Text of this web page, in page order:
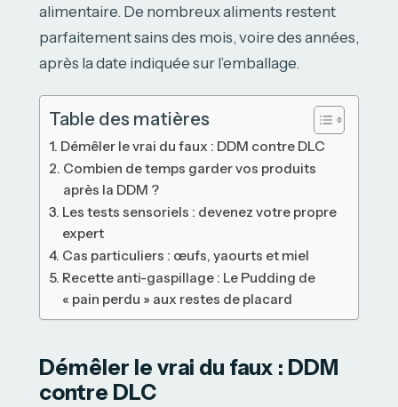
alimentaire. De nombreux aliments restent
parfaitement sains des mois, voire des années,
après la date indiquée sur l’emballage.
Table des matières
Démêler le vrai du faux : DDM contre DLC
Combien de temps garder vos produits
après la DDM ?
Les tests sensoriels : devenez votre propre
expert
Cas particuliers : œufs, yaourts et miel
Recette anti-gaspillage : Le Pudding de
« pain perdu » aux restes de placard
Démêler le vrai du faux : DDM
contre DLC